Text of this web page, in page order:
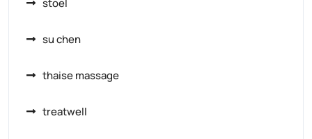
su chen
thaise massage
treatwell